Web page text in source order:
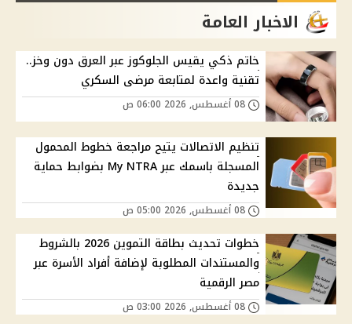
الاخبار العامة
خاتم ذكي يقيس الجلوكوز عبر العرق دون وخز..
تقنية واعدة لمتابعة مرضى السكري
تنظيم الاتصالات يتيح مراجعة خطوط المحمول
المسجلة باسمك عبر My NTRA بضوابط حماية
جديدة
خطوات تحديث بطاقة التموين 2026 بالشروط
والمستندات المطلوبة لإضافة أفراد الأسرة عبر
مصر الرقمية